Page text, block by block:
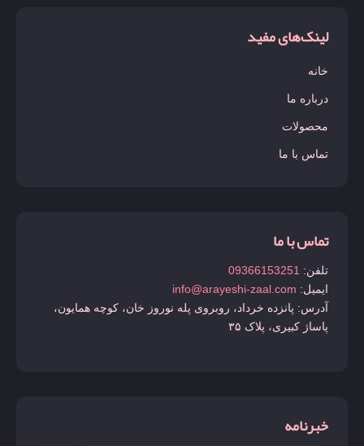
لینک‌های مفید
خانه
درباره ما
محصولات
تماس با ما
تماس با ما
تلفن: 09366153251
ایمیل: info@arayeshi-zaal.com
آدرس: پانزده خرداد، روبروی پله نوروز خان، کوچه همایون،
پاساژ کبیری، پلاک ۳۵
خبرنامه